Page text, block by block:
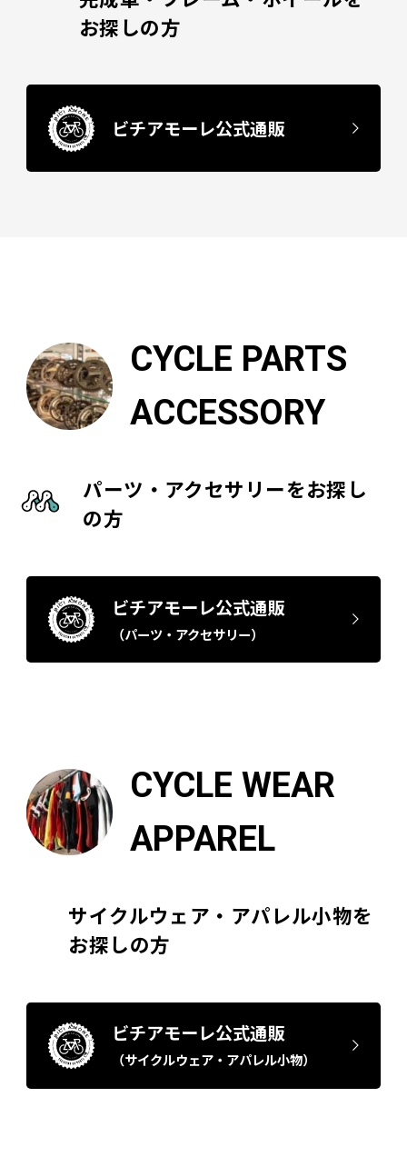
お探しの方
ビチアモーレ公式通販
CYCLE PARTS
ACCESSORY
パーツ・アクセサリーをお探し
の方
ビチアモーレ公式通販
（パーツ・アクセサリー）
CYCLE WEAR
APPAREL
サイクルウェア・アパレル小物を
お探しの方
ビチアモーレ公式通販
（サイクルウェア・アパレル小物）